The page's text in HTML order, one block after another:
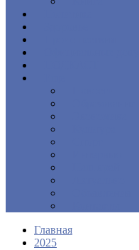
Главная
2025